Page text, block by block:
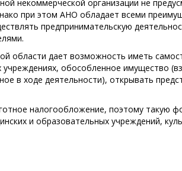
некоммерческой организации не
при этом АНО обладает всеми
предпринимательскую
области дает возможность иметь
учреждениях, обособленное имущество
в ходе деятельности), открывать
налогообложение, поэтому такую
и образовательных учреждений,